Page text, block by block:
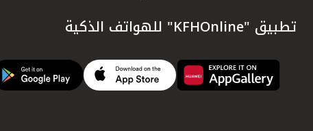
تطبيق "KFHOnline" للهواتف الذكية